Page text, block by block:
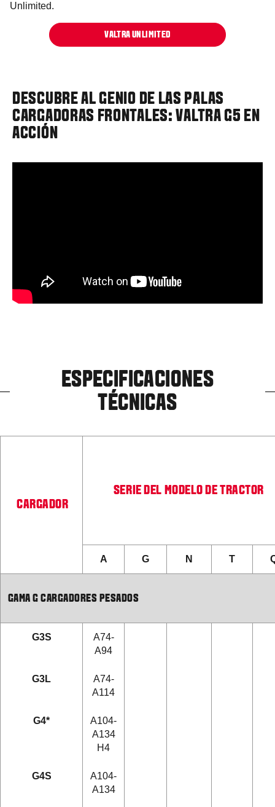
Unlimited.
VALTRA UNLIMITED
DESCUBRE AL GENIO DE LAS PALAS
CARGADORAS FRONTALES: VALTRA G5 EN
ACCIÓN
ESPECIFICACIONES
TÉCNICAS
CARGADOR
SERIE DEL MODELO DE TRACTOR
A G N T
GAMA G CARGADORES PESADOS
G3S
A74-
A94
G3L
A74-
A114
G4*
A104-
A134
H4
G4S
A104-
A134